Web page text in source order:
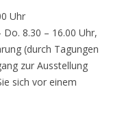
Uhr
8.30 – 16.00 Uhr,
(durch Tagungen
zur Ausstellung
sich vor einem